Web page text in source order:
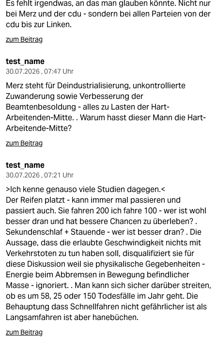
Es fehlt irgendwas, an das man glauben könnte. Nicht nur
bei Merz und der cdu - sondern bei allen Parteien von der
cdu bis zur Linken.
zum Beitrag
test_name
30.07.2026 , 07:47 Uhr
Merz steht für Deindustrialisierung, unkontrollierte
Zuwanderung sowie Verbesserung der
Beamtenbesoldung - alles zu Lasten der Hart-
Arbeitenden-Mitte. . Warum hasst dieser Mann die Hart-
Arbeitende-Mitte?
zum Beitrag
test_name
30.07.2026 , 07:21 Uhr
>Ich kenne genauso viele Studien dagegen.<
Der Reifen platzt - kann immer mal passieren und
passiert auch. Sie fahren 200 ich fahre 100 - wer ist wohl
besser dran und hat bessere Chancen zu überleben? .
Sekundenschlaf + Stauende - wer ist besser dran? . Die
Aussage, dass die erlaubte Geschwindigkeit nichts mit
Verkehrstoten zu tun haben soll, disqualifiziert sie für
diese Diskussion weil sie physikalische Gegebenheiten -
Energie beim Abbremsen in Bewegung befindlicher
Masse - ignoriert. . Man kann sich sicher darüber streiten,
ob es um 58, 25 oder 150 Todesfälle im Jahr geht. Die
Behauptung dass Schnellfahren nicht gefährlicher ist als
Langsamfahren ist aber hanebüchen.
zum Beitrag